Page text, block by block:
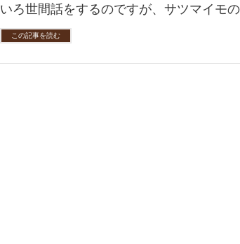
いろ世間話をするのですが、サツマイモ
この記事を読む